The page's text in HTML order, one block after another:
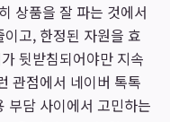
상품을 잘 파는 것에서
고, 한정된 자원을 효
뒷받침되어야만 지속
관점에서 네이버 톡톡
부담 사이에서 고민하는